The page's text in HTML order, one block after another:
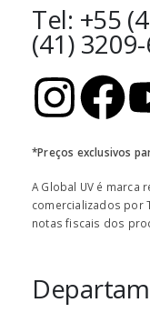
Tel: +55
(41)
*Preços exclusivos
A Global UV é
comercializados por
notas fiscais dos